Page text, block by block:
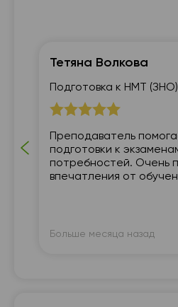
Тетяна Волкова
Подготовка к НМТ (ЗНО)
Преподаватель
подготовки к
потребностей. Очень
впечатления от
Больше месяца назад